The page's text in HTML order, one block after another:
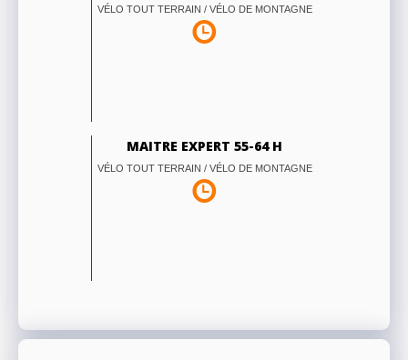
VÉLO TOUT TERRAIN / VÉLO DE MONTAGNE
MAITRE EXPERT 55-64 H
VÉLO TOUT TERRAIN / VÉLO DE MONTAGNE